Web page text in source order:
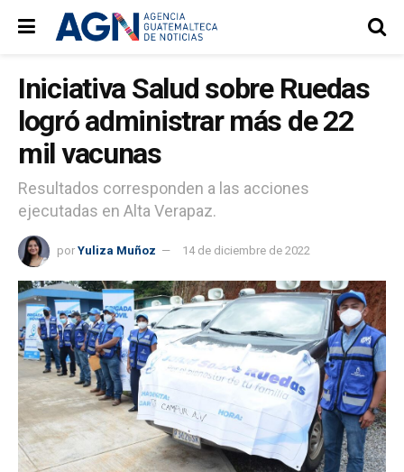
Iniciativa Salud sobre Ruedas
logró administrar más de 22
mil vacunas
Resultados corresponden a las acciones
ejecutadas en Alta Verapaz.
por Yuliza Muñoz 14 de diciembre de 2022